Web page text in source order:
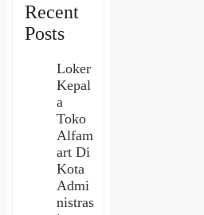
Recent
Posts
Loker
Kepal
a
Toko
Alfam
art Di
Kota
Admi
nistras